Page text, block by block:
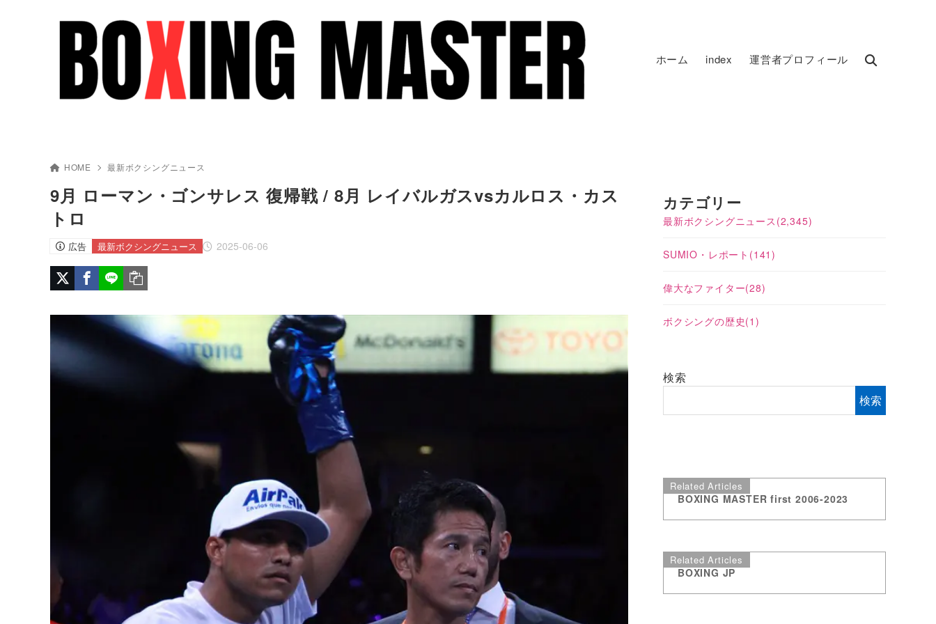
ホーム index 運営者プロフィール
HOME 最新ボクシングニュース
9月 ローマン・ゴンサレス 復帰戦 / 8月 レイバルガスvsカルロス・カス
トロ
広告 2025-06-06
最新ボクシングニュース
カテゴリー
最新ボクシングニュース (2,345)
SUMIO・レポート (141)
偉大なファイター(28)
ボクシングの歴史(1)
検索
検索
Related Articles
BOXING MASTER first 2006-2023
Related Articles
BOXING JP